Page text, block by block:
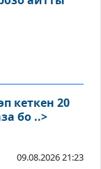
кеткен 20
бо ..>
09.08.2026 21:23